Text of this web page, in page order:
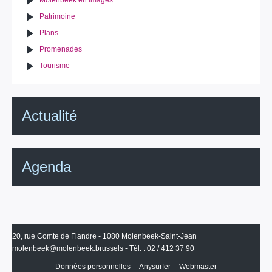
Patrimoine
Plans
Promenades
Tourisme
Actualité
Agenda
20, rue Comte de Flandre - 1080 Molenbeek-Saint-Jean
molenbeek@molenbeek.brussels - Tél. : 02 / 412 37 90
Données personnelles -- Anysurfer -- Webmaster